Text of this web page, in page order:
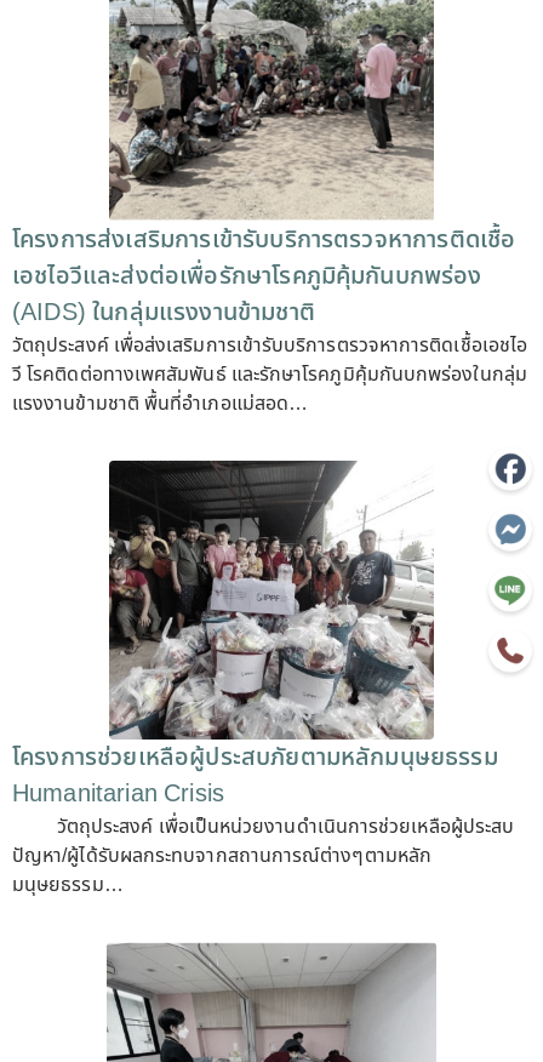
โครงการส่งเสริมการเข้ารับบริการตรวจหาการติดเชื้อ
เอชไอวีและส่งต่อเพื่อรักษาโรคภูมิคุ้มกันบกพร่อง
(AIDS) ในกลุ่มแรงงานข้ามชาติ
วัตถุประสงค์ เพื่อส่งเสริมการเข้ารับบริการตรวจหาการติดเชื้อเอชไอ
วี โรคติดต่อทางเพศสัมพันธ์ และรักษาโรคภูมิคุ้มกันบกพร่องในกลุ่ม
แรงงานข้ามชาติ พื้นที่อำเภอแม่สอด…
โครงการช่วยเหลือผู้ประสบภัยตามหลักมนุษยธรรม
Humanitarian Crisis
วัตถุประสงค์ เพื่อเป็นหน่วยงานดำเนินการช่วยเหลือผู้ประสบ
ปัญหา/ผู้ได้รับผลกระทบจากสถานการณ์ต่างๆตามหลัก
มนุษยธรรม…